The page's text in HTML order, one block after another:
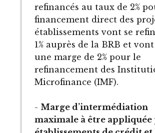
refinancés au taux de 2%
financement direct des
établissements vont se
1% auprès de la BRB et
une marge de 2% pour le
refinancement des
Microfinance (IMF).
- Marge d’intermédiation
maximale à être appliquée